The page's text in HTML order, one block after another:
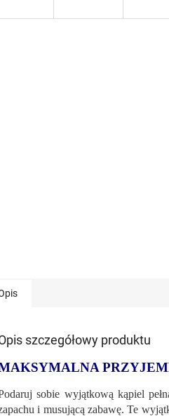
szczegółowy produktu
sobie wyjątkową kąpiel
i musującą zabawę. Te